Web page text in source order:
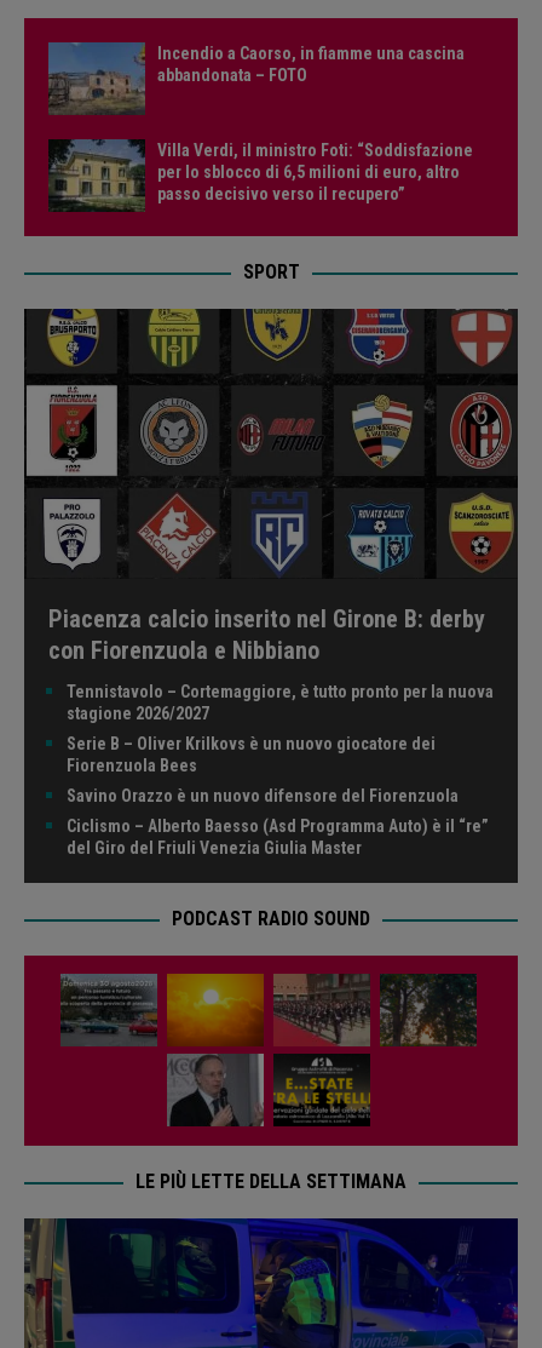
Incendio a Caorso, in fiamme una cascina
abbandonata – FOTO
Villa Verdi, il ministro Foti: “Soddisfazione
per lo sblocco di 6,5 milioni di euro, altro
passo decisivo verso il recupero”
SPORT
Piacenza calcio inserito nel Girone B: derby
con Fiorenzuola e Nibbiano
Tennistavolo – Cortemaggiore, è tutto pronto per la nuova
stagione 2026/2027
Serie B – Oliver Krilkovs è un nuovo giocatore dei
Fiorenzuola Bees
Savino Orazzo è un nuovo difensore del Fiorenzuola
Ciclismo – Alberto Baesso (Asd Programma Auto) è il “re”
del Giro del Friuli Venezia Giulia Master
PODCAST RADIO SOUND
LE PIÙ LETTE DELLA SETTIMANA